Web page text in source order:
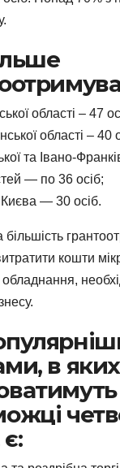
області – 47
області – 40
та Івано-
— по 36 осіб;
Києва — 30 осіб.
кошти
в яких